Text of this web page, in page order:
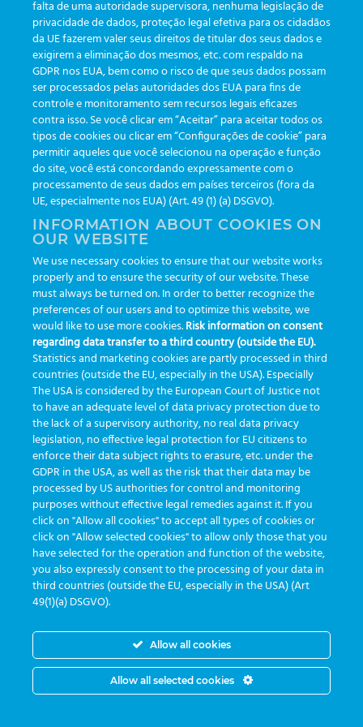
CAÇA AO TESOURO
Essa dica foi super fácil e eu aposto que
você desvendou o mistério em poucos
minutos, não é?
É claro que a resposta é
revista incrível, cheia de novidades e onde
você encontra atualidades do segmento de
análises clínicas e outros segmentos
científicos.
Prepare-se para a próxima dica:
IR PARA A PISTA 3
falta de uma autoridade supervisora, nenhuma legislação de
privacidade de dados, proteção legal efetiva para os cidadãos
da UE fazerem valer seus direitos de titular dos seus dados e
exigirem a eliminação dos mesmos, etc. com respaldo na
GDPR nos EUA, bem como o risco de que seus dados possam
ser processados pelas autoridades dos EUA para fins de
controle e monitoramento sem recursos legais eficazes
contra isso. Se você clicar em “Aceitar” para aceitar todos os
tipos de cookies ou clicar em “Configurações de cookie” para
permitir aqueles que você selecionou na operação e função
do site, você está concordando expressamente com o
processamento de seus dados em países terceiros (fora da
UE, especialmente nos EUA) (Art. 49 (1) (a) DSGVO).
INFORMATION ABOUT COOKIES ON
OUR WEBSITE
We use necessary cookies to ensure that our website works
properly and to ensure the security of our website. These
must always be turned on. In order to better recognize the
preferences of our users and to optimize this website, we
would like to use more cookies.Risk information on consent
regarding data transfer to a third country (outside the EU).
Statistics and marketing cookies are partly processed in third
countries (outside the EU, especially in the USA). Especially
The USA is considered by the European Court of Justice not
to have an adequate level of data privacy protection due to
the lack of a supervisory authority, no real data privacy
legislation, no effective legal protection for EU citizens to
enforce their data subject rights to erasure, etc. under the
GDPR in the USA, as well as the risk that their data may be
processed by US authorities for control and monitoring
purposes without effective legal remedies against it. If you
click on "Allow all cookies" to accept all types of cookies or
click on "Allow selected cookies" to allow only those that you
have selected for the operation and function of the website,
you also expressly consent to the processing of your data in
third countries (outside the EU, especially in the USA) (Art
49(1)(a) DSGVO).
Allow all cookies
Allow all selected cookies
Segunda a sexta das 8:30 às 17:30